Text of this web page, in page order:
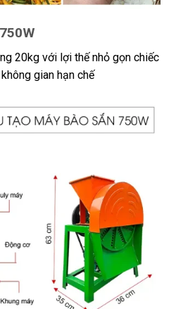
20kg với lợi thế nhỏ gọn chiếc
gian hạn chế